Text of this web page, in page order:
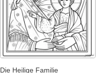
Die Heilige Familie